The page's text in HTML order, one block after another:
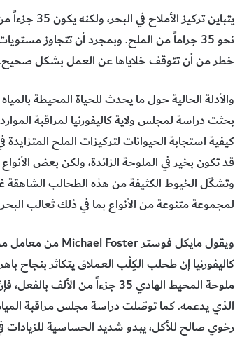
يتباين
نحو 35 جراماً من الملح. وبمجرد أن تتجاوز
خطر من أن تتوقف خلاياها عن العمل بشكل
كيفية استجابة الحيوانات لتركيزات الملح
وتشكّل الخيوط الكثيفة من هذه الطحالب الشاهقة
لمجموعة متنوعة من الأنواع بما في ذلك ثعالب
ملوحة المحيط الهادي 35 جزءاً
رخوي صالح للأكل، يبدو شديد الحساسية للزيادات